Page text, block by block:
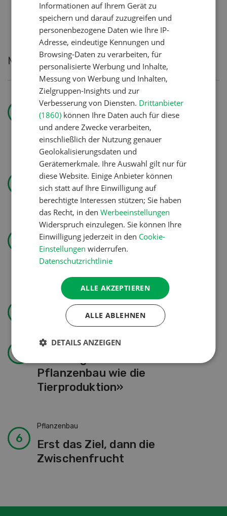
Meistgelesene Artikel
Nutztiere
Prächtig
trächtig
Landtechnik
Solomix
Betriebsführung
Kein Dauergarten ohne
Bewilligung
Wasser effizienter nutzen
Landtechnik
Pflanzenbau wie die
Tierproduktion»
Pflanzenbau
Erst das Ziel, dann die
Zwischenfrucht
Informationen auf Ihrem Gerät zu
speichern und darauf zuzugreifen und
personenbezogene Daten wie Ihre IP-
Adresse, eindeutige Kennungen und
Browsing-Daten zu verarbeiten, für
personalisierte Werbung und Inhalte,
Messung von Werbung und Inhalten,
Zielgruppen-Insights und zur
Verbesserung von Diensten. Drittanbieter
(1860) können Ihre Daten auch für diese
und andere Zwecke verarbeiten,
einschließlich der Nutzung genauer
Geolokalisierungsdaten und
Gerätemerkmale. Ihre Auswahl gilt nur für
diese Website. Einige Anbieter können
sich statt auf Ihre Einwilligung auf
berechtigte Interessen stützen; Sie haben
das Recht, in denWerbeeinstellungen
Widerspruch einzulegen. Sie können Ihre
Einwilligung jederzeit in den Cookie-
Einstellungen widerrufen.
Datenschutzrichtlinie
ALLE AKZEPTIEREN
ALLE ABLEHNEN
DETAILS ANZEIGEN